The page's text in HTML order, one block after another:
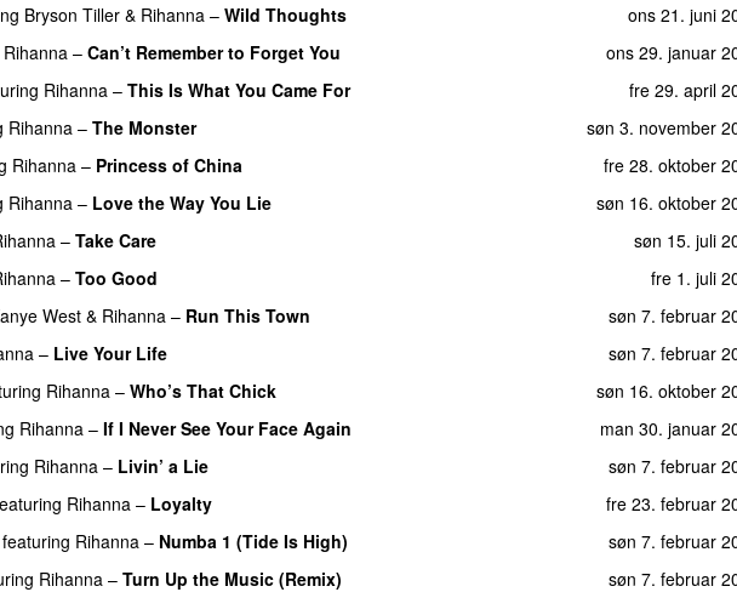
søn 16. oktober
søn 16. oktober
søn 11. december
(Jody den Broeder radio edit)
Mr. D.J. ‘93 Remix)
& Action Jackson Edit) fre 4. november
Salto Downtempo Remix) søn 7. februar
søn 7. februar
(
Young Jeezy
You Want
Bryson Tiller & Rihanna – Wild Thoughts ons 21. juni
Rihanna – Can’t Remember to Forget You ons 29. januar
Rihanna – This Is What You Came For fre 29. april
Rihanna – The Monster søn 3. november
Rihanna – Princess of China fre 28. oktober
Rihanna – Love the Way You Lie søn 16. oktober
– Take Care søn 15. juli
– Too Good fre 1. juli
West& Rihanna – Run This Town søn 7. februar
– Live Your Life søn 7. februar
Rihanna – Who’s That Chick søn 16. oktober
Rihanna – If I Never See Your Face Again man 30. januar
Rihanna – Livin’ a Lie søn 7. februar
Rihanna – Loyalty fre 23. februar
featuring Rihanna – Numba 1 (Tide Is High) søn 7. februar
Rihanna – Turn Up the Music (Remix) søn 7. februar